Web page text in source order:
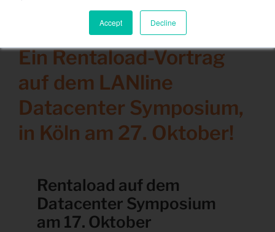
Accept Decline
Sektoren und Lösungen
Das Unternehmen
Ressourcen
Kontakt
Kalender
Ein Rentaload-Vortrag
auf dem LANline
Datacenter Symposium,
in Köln am 27. Oktober!
Rentaload auf dem
Datacenter Symposium
am 17. Oktober